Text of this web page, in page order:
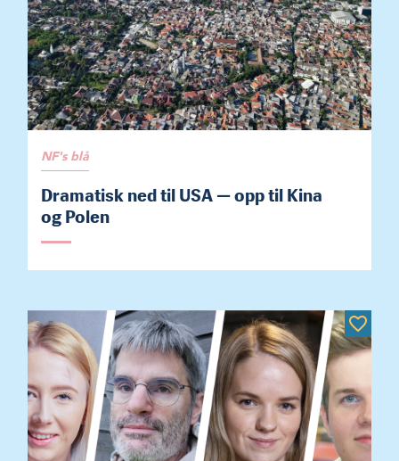
NF's blå
Dramatisk ned til USA — opp til Kina
og Polen